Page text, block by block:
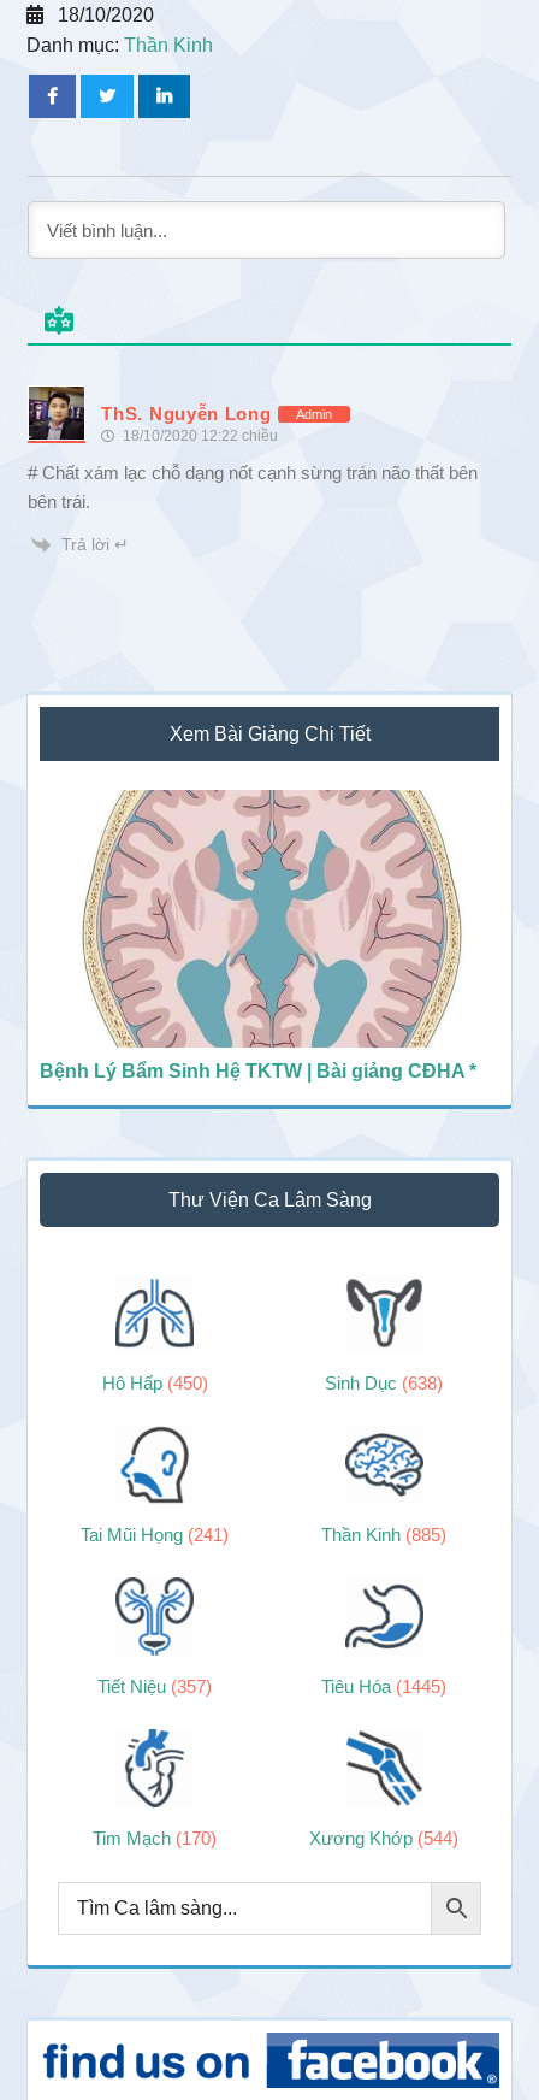
18/10/2020
Danh mục:Thần Kinh
ThS. Nguyễn Long Admin
18/10/2020 12:22 chiều
# Chất xám lạc chỗ dạng nốt cạnh sừng trán não thất bên
bên trái.
Trả lời ↵
Sidebar
chính
Xem Bài Giảng Chi Tiết
Bệnh Lý Bẩm Sinh Hệ TKTW | Bài giảng CĐHA *
Thư Viện Ca Lâm Sàng
Hô Hấp (450) Sinh Dục (638)
Tai Mũi Họng (241) Thần Kinh (885)
Tiết Niệu (357) Tiêu Hóa (1445)
Tim Mạch (170) Xương Khớp (544)